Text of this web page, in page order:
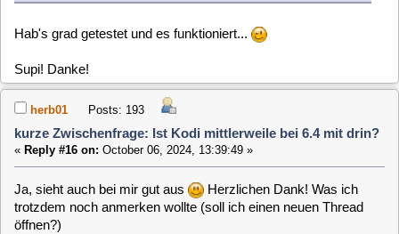
herb01 Posts: 193
kurze Zwischenfrage: Ist Kodi mittlerweile bei 6.4 mit drin?
«Reply #16 on:October 06, 2024, 13:39:49 »
Ja, sieht auch bei mir gut aus Herzlichen Dank! Was ich
öffnen?)
Ich habe ein Unicable-System und habe daher beim
Installieren die Datei scr.conf manuell angepaßt. Deswegen
blieb bei mir die Installation hängen. Passiert wahrscheinlich
auch mit der DiSEqC-Datei. Das sah im Log so aus:
Code:[Select]